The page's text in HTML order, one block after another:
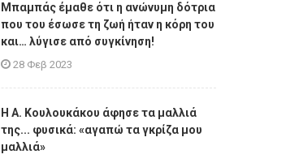
Μπαμπάς έμαθε ότι η ανώνυμη δότρια
που του έσωσε τη ζωή ήταν η κόρη του
και… λύγισε από συγκίνηση!
28 Φεβ 2023
Η A. Κουλουκάκου άφησε τα μαλλιά
της... φυσικά: «αγαπώ τα γκρίζα μου
μαλλιά»